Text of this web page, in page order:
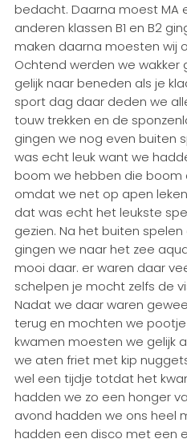
bedacht. Daarna moest MA
anderen klassen B1 en B2
maken daarna moesten wij
Ochtend werden we
gelijk naar beneden als je
sport dag daar deden we
touw trekken en de
gingen we nog even buiten
was echt leuk want we
boom we hebben die
omdat we net op apen
dat was echt het leukste
gezien. Na het buiten
gingen we naar het zee
mooi daar. er waren daar
schelpen je mocht zelfs de
Nadat we daar waren
terug en mochten we
kwamen moesten we gelijk
we aten friet met kip
wel een tijdje totdat het
hadden we zo een honger
avond hadden we ons heel
hadden een disco met een